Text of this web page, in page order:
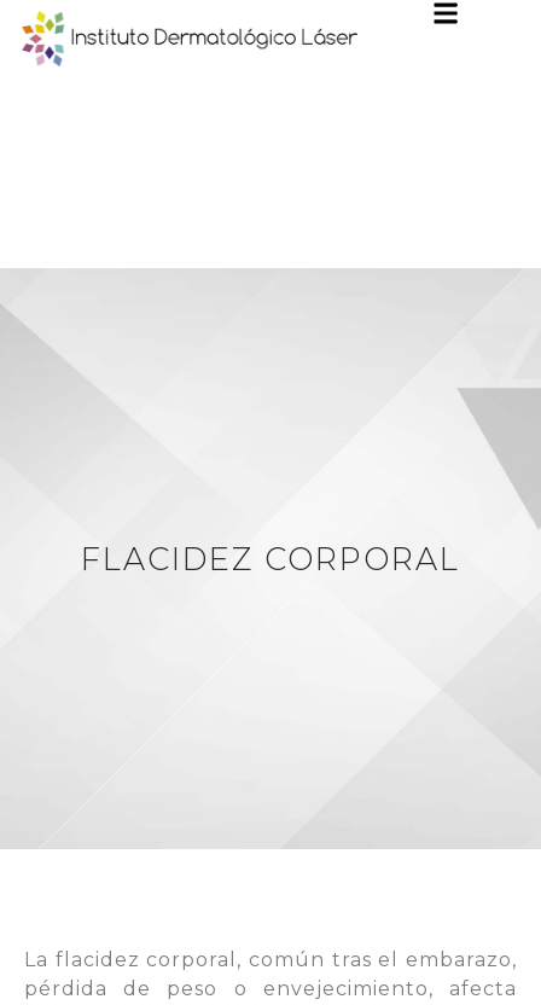
FLACIDEZ CORPORAL
La flacidez corporal, común tras el embarazo,
pérdida de peso o envejecimiento, afecta